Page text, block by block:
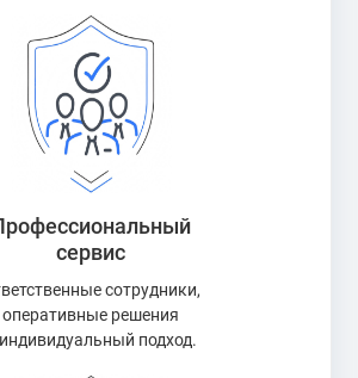
сервис
сотрудники,
оперативные решения
подход.